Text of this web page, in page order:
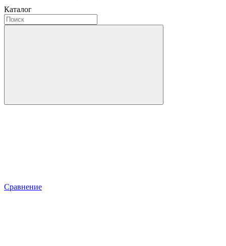
Каталог
Сравнение